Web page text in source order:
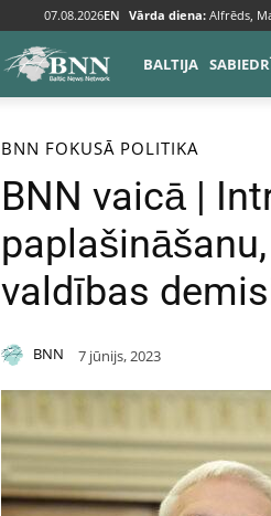
07.08.2026EN Vārda diena: Alfrēds,
BALTIJA
Sākums BNN fokusā
BNN FOKUSĀ POLITIKA
BNN vaicā |
valdības
BNN 7 jūnijs, 2023